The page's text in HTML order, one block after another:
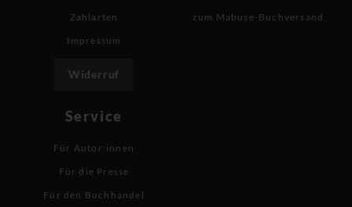
Zahlarten
Impressum
Widerruf
zum Mabuse-Buchversand
Service
Für Autor:innen
Für die Presse
Für den Buchhandel